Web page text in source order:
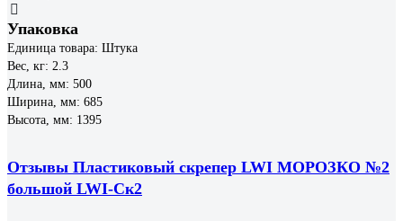
Упаковка
Единица товара: Штука
Вес, кг: 2.3
Длина, мм: 500
Ширина, мм: 685
Высота, мм: 1395
Отзывы Пластиковый скрепер LWI МОРОЗКО №2
большой LWI-Ск2